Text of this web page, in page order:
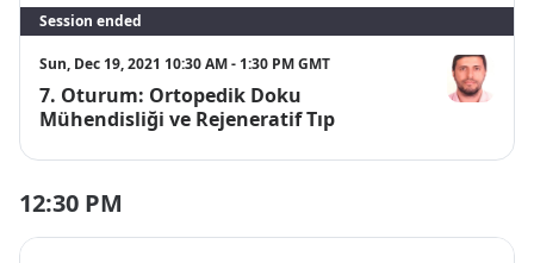
Session ended
Sun, Dec 19, 2021 10:30 AM - 1:30 PM GMT
7. Oturum: Ortopedik Doku
Mühendisliği ve Rejeneratif Tıp
Sakip
12:30 PM